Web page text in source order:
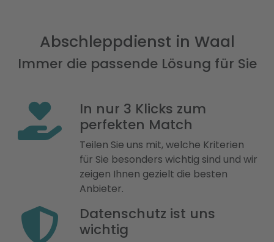
Abschleppdienst in Waal
Immer die passende Lösung für Sie
In nur 3 Klicks zum
perfekten Match
Teilen Sie uns mit, welche Kriterien
für Sie besonders wichtig sind und wir
zeigen Ihnen gezielt die besten
Anbieter.
Datenschutz ist uns
wichtig